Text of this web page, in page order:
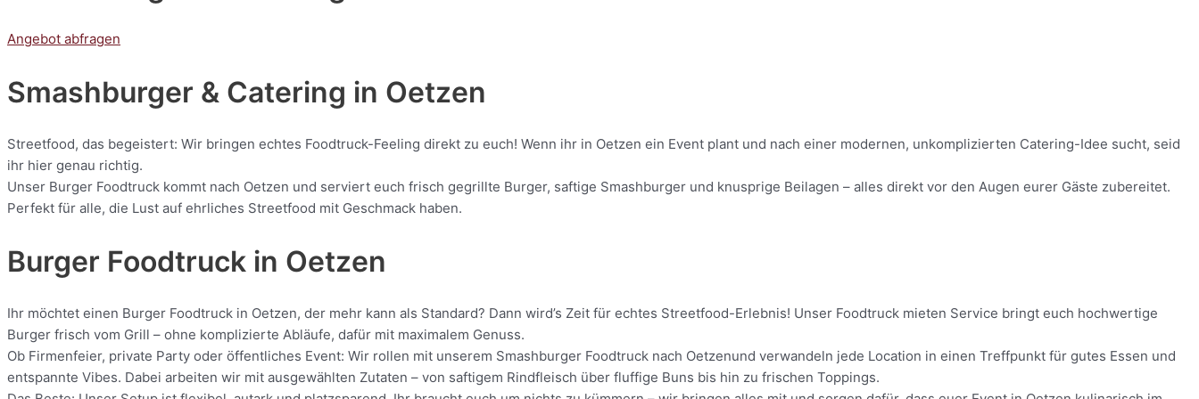
Angebot abfragen
Smashburger & Catering in Oetzen
Streetfood, das begeistert: Wir bringen echtes Foodtruck-Feeling direkt zu euch! Wenn ihr in Oetzen ein Event plant und nach einer modernen, unkomplizierten Catering-Idee sucht, seid
ihr hier genau richtig.
Unser Burger Foodtruck kommt nach Oetzen und serviert euch frisch gegrillte Burger, saftige Smashburger und knusprige Beilagen – alles direkt vor den Augen eurer Gäste zubereitet.
Perfekt für alle, die Lust auf ehrliches Streetfood mit Geschmack haben.
Burger Foodtruck in Oetzen
Ihr möchtet einen Burger Foodtruck in Oetzen, der mehr kann als Standard? Dann wird’s Zeit für echtes Streetfood-Erlebnis! Unser Foodtruck mieten Service bringt euch hochwertige
Burger frisch vom Grill – ohne komplizierte Abläufe, dafür mit maximalem Genuss.
Ob Firmenfeier, private Party oder öffentliches Event: Wir rollen mit unserem Smashburger Foodtruck nach Oetzenund verwandeln jede Location in einen Treffpunkt für gutes Essen und
entspannte Vibes. Dabei arbeiten wir mit ausgewählten Zutaten – von saftigem Rindfleisch über fluffige Buns bis hin zu frischen Toppings.